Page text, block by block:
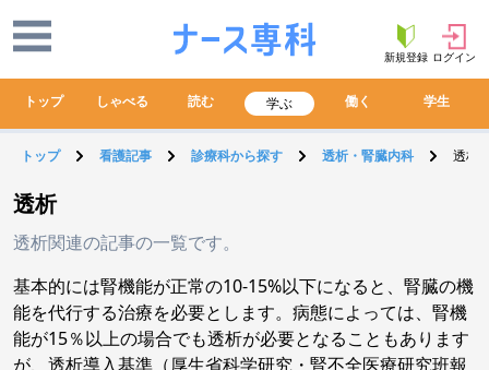
新規登録 ログイン
トップ しゃべる 読む 学ぶ 働く 学生
トップ 看護記事 診療科から探す 透析・腎臓内科 透析
透析
透析関連の記事の一覧です。
基本的には腎機能が正常の10-15%以下になると、腎臓の機
能を代行する治療を必要とします。病態によっては、腎機
能が15％以上の場合でも透析が必要となることもあります
が、透析導入基準（厚生省科学研究・腎不全医療研究班報